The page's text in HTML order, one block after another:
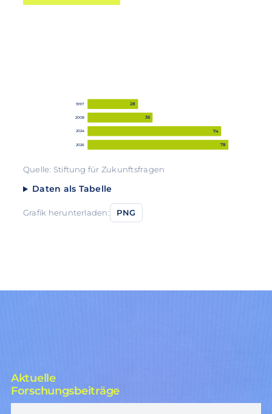
1997 28
2008 36
2024 74
2026 78
Quelle: Stiftung für Zukunftsfragen
Daten als Tabelle
Grafik herunterladen: PNG
Aktuelle
Forschungsbeiträge